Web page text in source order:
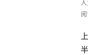
上
半